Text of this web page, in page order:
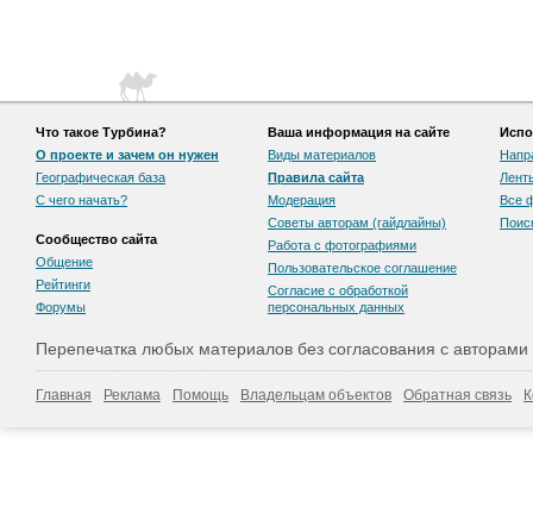
Что такое Турбина?
О проекте и зачем он нужен
Географическая база
С чего начать?
Сообщество сайта
Общение
Рейтинги
Форумы
Ваша информация на сайте
Виды материалов
Правила сайта
Модерация
Советы авторам (гайдлайны)
Работа с фотографиями
Пользовательскоe соглашение
Согласие с обработкой
персональных данных
Все
Перепечатка любых материалов без согласования с
Главная Реклама Помощь Владельцам объектов Обратная связь